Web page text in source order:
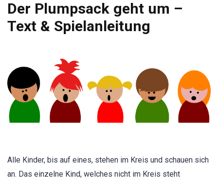
Der Plumpsack geht um –
Text & Spielanleitung
Alle Kinder, bis auf eines, stehen im Kreis und schauen sich
an. Das einzelne Kind, welches nicht im Kreis steht